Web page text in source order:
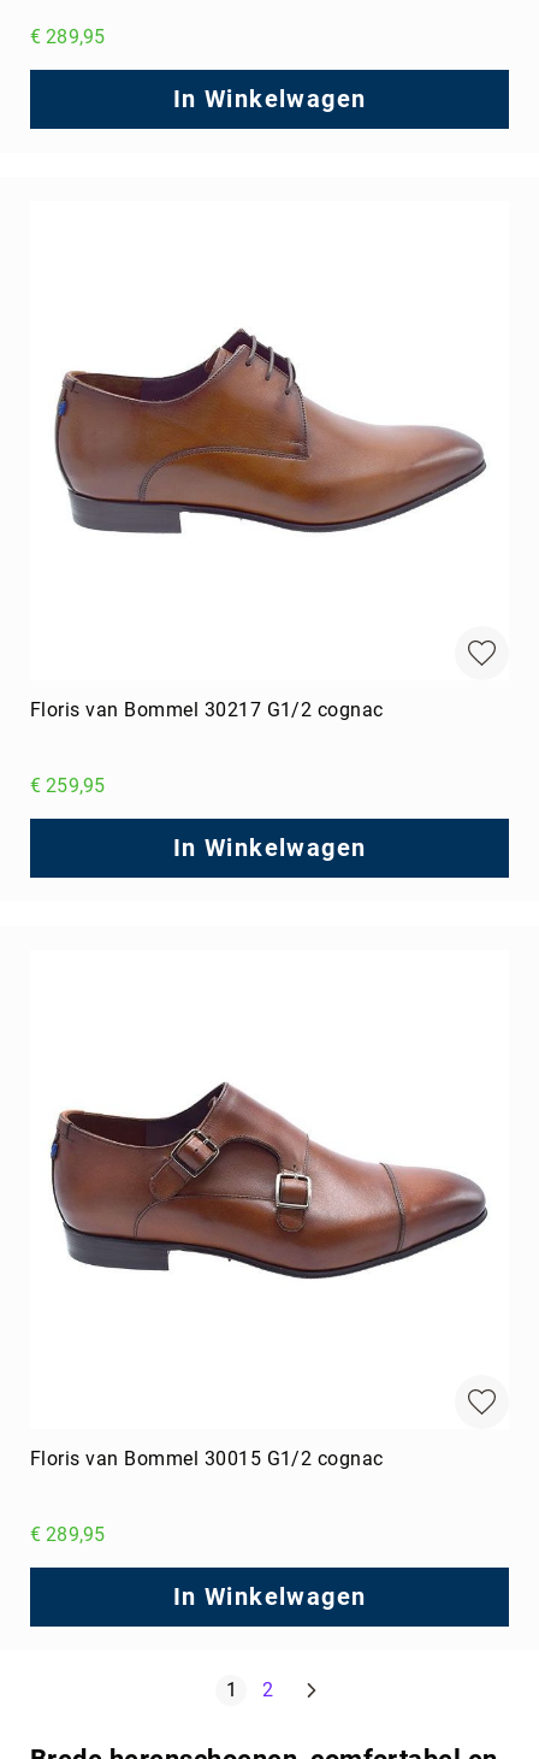
€ 289,95
In Winkelwagen
Floris van Bommel 30217 G1/2 cognac
€ 259,95
In Winkelwagen
Floris van Bommel 30015 G1/2 cognac
€ 289,95
In Winkelwagen
U lees momenteel pagina
1 Pagina
2 Pagina
Volgende